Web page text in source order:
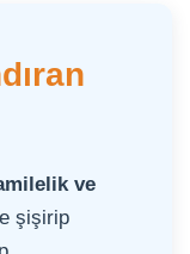
ve
şişirip